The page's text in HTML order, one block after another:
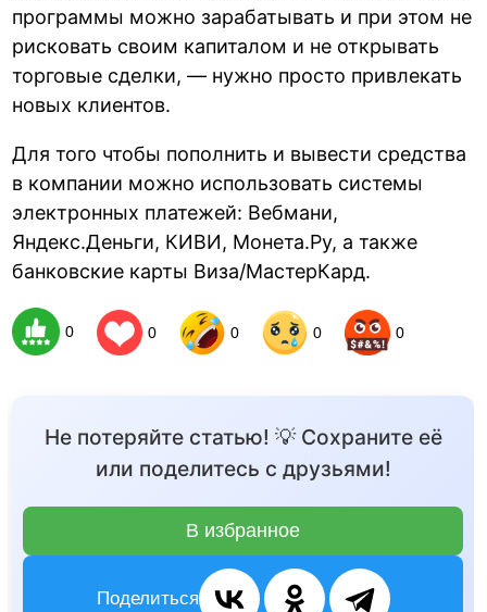
программы можно зарабатывать и при этом не
рисковать своим капиталом и не открывать
торговые сделки, — нужно просто привлекать
новых клиентов.
Для того чтобы пополнить и вывести средства
в компании можно использовать системы
электронных платежей: Вебмани,
Яндекс.Деньги, КИВИ, Монета.Ру, а также
банковские карты Виза/МастерКард.
0 0 0 0 0
Не потеряйте статью! 💡 Сохраните её
или поделитесь с друзьями!
В избранное
Поделиться